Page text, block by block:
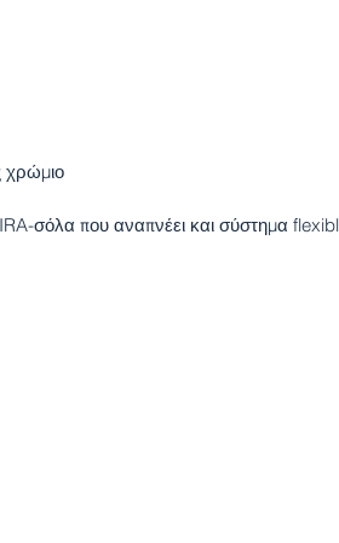
χρώμιο
σόλα που αναπνέει και σύστημα